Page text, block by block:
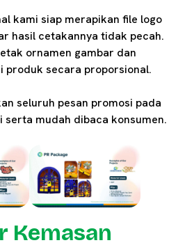
kami siap merapikan file logo
hasil cetakannya tidak pecah.
ornamen gambar dan
produk secara proporsional.
seluruh pesan promosi pada
mudah dibaca konsumen.
Kemasan